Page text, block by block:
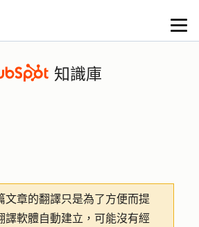
知識庫
文章的翻譯只是為了方便而提
譯軟體自動建立，可能沒有經